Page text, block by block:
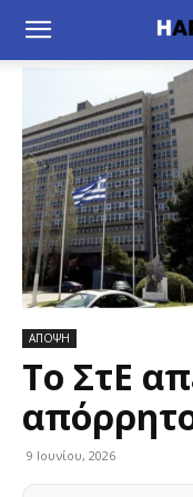
ΑΠΟΨΗ
Το ΣτΕ
9 Ιουνίου, 2026